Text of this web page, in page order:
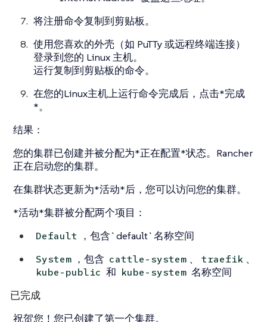
将注册命令复制到剪贴板。
使用您喜欢的外壳（如 PuTTy 或远程终端连接）
登录到您的 Linux 主机。
运行复制到剪贴板的命令。
在您的Linux主机上运行命令完成后，点击*完成
*。
结果：
您的集群已创建并被分配为*正在配置*状态。Rancher
正在启动您的集群。
在集群状态更新为*活动*后，您可以访问您的集群。
*活动*集群被分配两个项目：
Default ，包含`default`名称空间
System ，包含 cattle-system 、 traefik 、
kube-public 和 kube-system 名称空间
已完成
祝贺您！您已创建了第一个集群。